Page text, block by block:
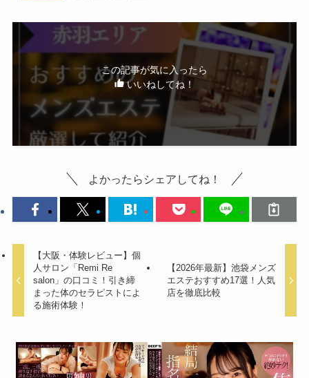
この記事が気に入ったら
いいねしてね！
よかったらシェアしてね！
【大阪・体験レビュー】個
人サロン「Remi Re
salon」の口コミ！引き締
まった体のセラピストによ
る施術体験！
【2026年最新】池袋メンズ
エステおすすめ17選！人気
店を徹底比較